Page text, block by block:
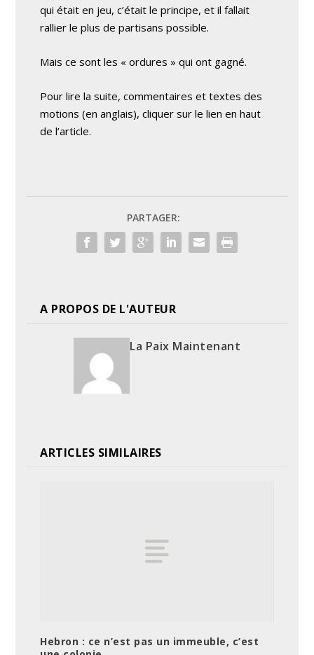
qui était en jeu, c’était le principe, et il fallait
rallier le plus de partisans possible.
Mais ce sont les « ordures » qui ont gagné.
Pour lire la suite, commentaires et textes des
motions (en anglais), cliquer sur le lien en haut
de l’article.
PARTAGER:
A PROPOS DE L'AUTEUR
La Paix Maintenant
ARTICLES SIMILAIRES
Hebron : ce n’est pas un immeuble, c’est